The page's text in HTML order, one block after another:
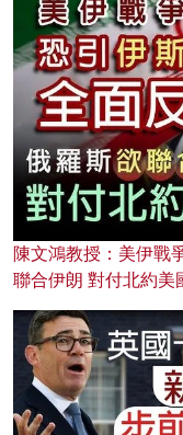
陳文鴻教授：美伊戰
聯合伊朗 對付北約美